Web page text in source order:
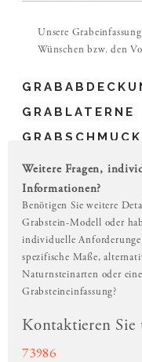
GRABLATERNE
GRABSCHMUCK
Unsere
Wünschen bzw. den
Weitere Fragen,
Informationen?
Benötigen Sie weitere
Grabstein-Modell oder
individuelle
spezifische Maße,
Naturnsteinarten oder eine
Grabsteineinfassung?
Kontaktieren Sie
73986